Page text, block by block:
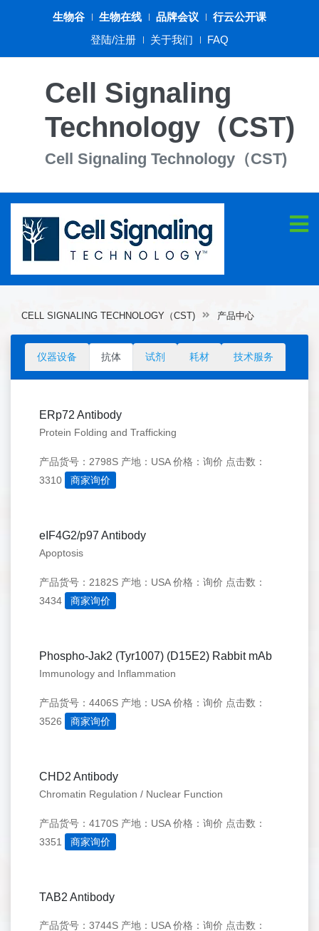
生物谷 生物在线 品牌会议
行云公开课
登陆/注册
关于我们 FAQ
Cell Signaling
Technology（CST)
Cell Signaling Technology（CST)
CELL SIGNALING TECHNOLOGY（CST) 产品中心
仪器设备 抗体 试剂 耗材 技术服务
ERp72 Antibody
Protein Folding and Trafficking
产品货号：2798S 产地：USA 价格：询价 点击数：
3310
商家询价
eIF4G2/p97 Antibody
Apoptosis
产品货号：2182S 产地：USA 价格：询价 点击数：
3434
商家询价
Phospho-Jak2 (Tyr1007) (D15E2) Rabbit mAb
Immunology and Inflammation
产品货号：4406S 产地：USA 价格：询价 点击数：
3526
商家询价
CHD2 Antibody
Chromatin Regulation / Nuclear Function
产品货号：4170S 产地：USA 价格：询价 点击数：
3351
商家询价
TAB2 Antibody
产品货号：3744S 产地：USA 价格：询价 点击数：